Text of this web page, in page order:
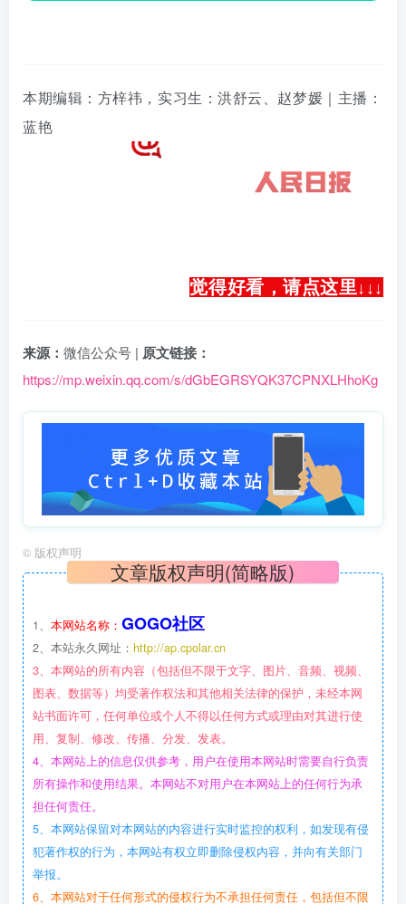
本期编辑：方梓祎，实习生：洪舒云、 赵梦媛 ｜主播：
蓝艳
觉得好看，请点这里↓ ↓ ↓
来源： 微信公众号 | 原文链接：
https://mp.weixin.qq.com/s/dGbEGRSYQK37CPNXLHhoKg
© 版权声明
文章版权声明(简略版)
1、 本网站名称： GOGO社区
2、本站永久网址： http://ap.cpolar.cn
3、本网站的所有内容（包括但不限于文字、图片、音频、视频、
图表、数据等）均受著作权法和其他相关法律的保护，未经本网
站书面许可，任何单位或个人不得以任何方式或理由对其进行使
用、复制、修改、传播、分发、发表。
4、本网站上的信息仅供参考，用户在使用本网站时需要自行负责
所有操作和使用结果。本网站不对用户在本网站上的任何行为承
担任何责任。
5、本网站保留对本网站的内容进行实时监控的权利，如发现有侵
犯著作权的行为，本网站有权立即删除侵权内容，并向有关部门
举报。
6、本网站对于任何形式的侵权行为不承担任何责任，包括但不限